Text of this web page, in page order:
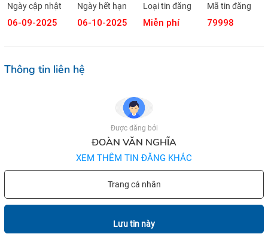
Ngày cập nhật
06-09-2025
Ngày hết hạn
06-10-2025
Loại tin đăng
Miễn phí
Mã tin đăng
79998
Thông tin liên hệ
Được đăng bởi
ĐOÀN VĂN NGHĨA
XEM THÊM TIN ĐĂNG KHÁC
Trang cá nhân
Lưu tin này